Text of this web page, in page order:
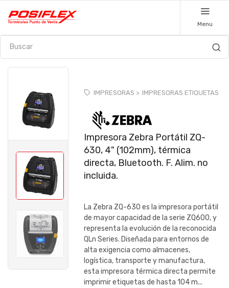
Menu
IMPRESORAS > IMPRESORAS ETIQUETAS
Impresora Zebra Portátil ZQ-
630, 4" (102mm), térmica
directa, Bluetooth. F. Alim. no
incluida.
La Zebra ZQ-630 es la impresora portátil
de mayor capacidad de la serie ZQ600, y
representa la evolución de la reconocida
QLn Series. Diseñada para entornos de
alta exigencia como almacenes,
logística, transporte y manufactura,
esta impresora térmica directa permite
imprimir etiquetas de hasta 104 m...